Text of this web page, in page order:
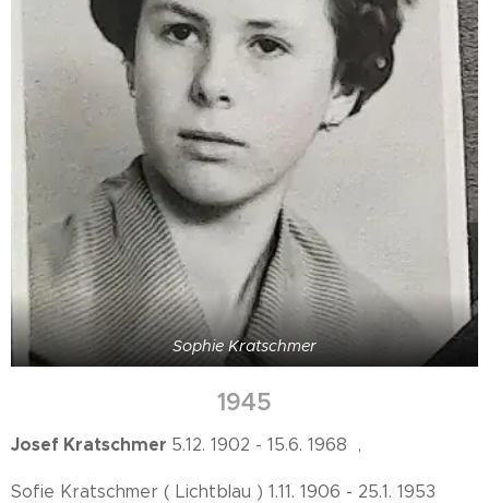
Sophie Kratschmer
1945
Josef Kratschmer 5.12. 1902 - 15.6. 1968 ,
Sofie Kratschmer ( Lichtblau ) 1.11. 1906 - 25.1. 1953